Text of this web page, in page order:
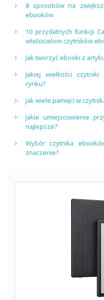
8 sposobów na
ebooków
10 przydatnych funkcji
właścicielom czytników
Jak tworzyć ebooki z
Jakiej wielkości
rynku?
Jak wiele pamięci w
Jakie umiejscowienie
najlepsze?
Wybór czytnika
znaczenie?